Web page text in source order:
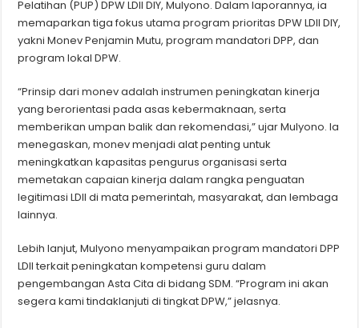
Pelatihan (PUP) DPW LDII DIY, Mulyono. Dalam laporannya, ia
memaparkan tiga fokus utama program prioritas DPW LDII DIY,
yakniMonev Penjamin Mutu, program mandatori DPP, dan
program lokal DPW.
“Prinsip dari monev adalah instrumen peningkatan kinerja
yang berorientasi pada asas kebermaknaan, serta
memberikan umpan balik dan rekomendasi,” ujar Mulyono. Ia
menegaskan, monev menjadi alat penting untuk
meningkatkan kapasitas pengurus organisasi serta
memetakan capaian kinerja dalam rangka penguatan
legitimasi LDII di mata pemerintah, masyarakat, dan lembaga
lainnya.
Lebih lanjut, Mulyono menyampaikan program mandatori DPP
LDII terkait peningkatan kompetensi guru dalam
pengembanganAsta Cita di bidang SDM. “Program ini akan
segera kami tindaklanjuti di tingkat DPW,” jelasnya.